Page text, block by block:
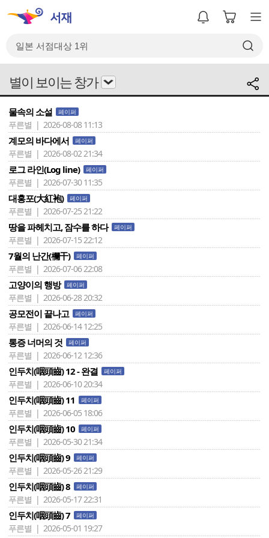
별이 보이는 창가
물속의 소설 페이퍼
푸른별 | 2026-08-08 11:13
계모의 바다에서 페이퍼
푸른별 | 2026-08-02 21:34
로그 라인(Log line) 페이퍼
푸른별 | 2026-07-30 11:35
대홍포(大紅袍) 페이퍼
푸른별 | 2026-07-25 21:22
땅을 파헤치고, 잠수를 하다 페이퍼
푸른별 | 2026-07-15 22:12
7월의 난간(欄干) 페이퍼
푸른별 | 2026-07-06 22:08
고양이의 행방 페이퍼
푸른별 | 2026-06-28 20:32
공모전이 끝나고 페이퍼
푸른별 | 2026-06-14 12:25
통증 너머의 것 페이퍼
푸른별 | 2026-06-12 12:36
인두치(咽頭齒) 12 - 완결 페이퍼
푸른별 | 2026-06-10 20:34
인두치(咽頭齒) 11 페이퍼
푸른별 | 2026-06-05 18:06
인두치(咽頭齒) 10 페이퍼
푸른별 | 2026-05-30 21:34
인두치(咽頭齒) 9 페이퍼
푸른별 | 2026-05-26 21:29
인두치(咽頭齒) 8 페이퍼
푸른별 | 2026-05-17 22:31
인두치(咽頭齒) 7 페이퍼
푸른별 | 2026-05-01 19:27